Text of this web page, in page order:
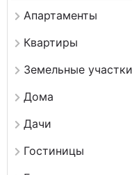
Апартаменты
Квартиры
Земельные участки
Дома
Дачи
Гостиницы